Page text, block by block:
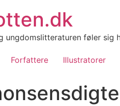
ungdomslitteraturen føler sig
Forfattere Illustratorer